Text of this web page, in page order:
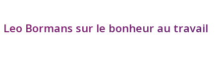
Leo Bormans sur le bonheur au travail